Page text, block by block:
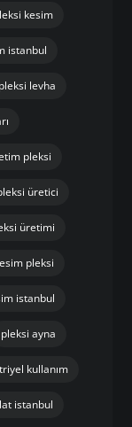
kesim
istanbul
levha
pleksi
üretici
üretimi
pleksi
istanbul
pleksi ayna
kullanım
istanbul